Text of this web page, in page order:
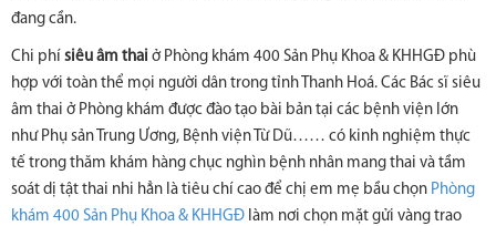
đang cần.
Chi phí siêu âm thai ở Phòng khám 400 Sản Phụ Khoa & KHHGĐ phù
hợp với toàn thể mọi người dân trong tỉnh Thanh Hoá. Các Bác sĩ siêu
âm thai ở Phòng khám được đào tạo bài bản tại các bệnh viện lớn
như Phụ sản Trung Ương, Bệnh viện Từ Dũ…… có kinh nghiệm thực
tế trong thăm khám hàng chục nghìn bệnh nhân mang thai và tầm
soát dị tật thai nhi hẳn là tiêu chí cao để chị em mẹ bầu chọn Phòng
khám 400 Sản Phụ Khoa & KHHGĐ làm nơi chọn mặt gửi vàng trao